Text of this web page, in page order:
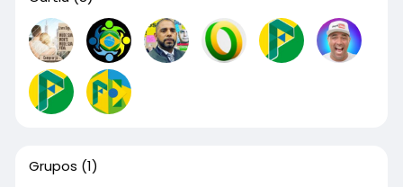
Grupos (1)